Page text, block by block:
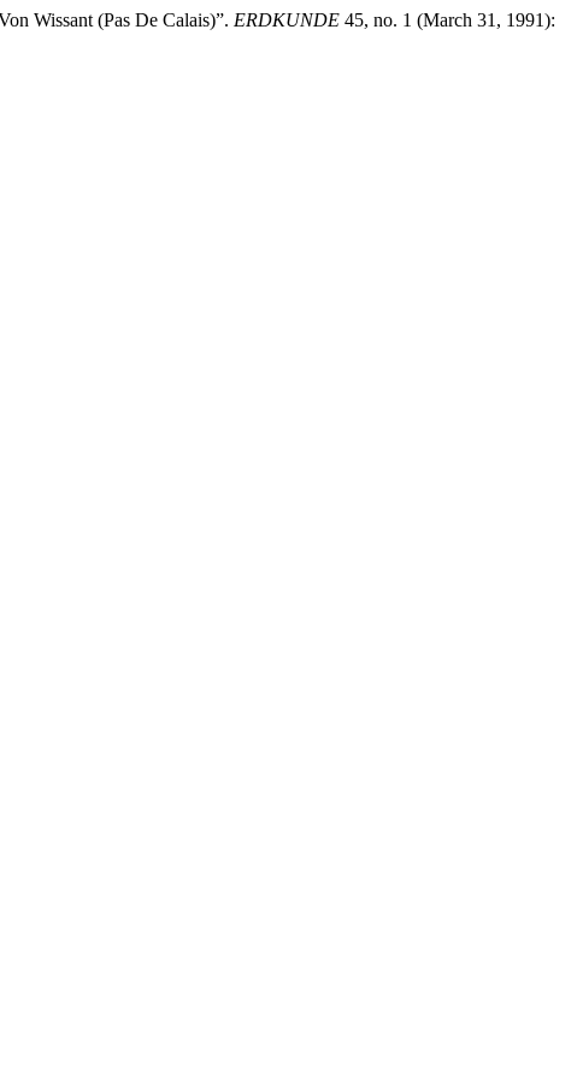
Wissant (Pas De Calais)”. ERDKUNDE 45, no. 1 (March 31, 1991):